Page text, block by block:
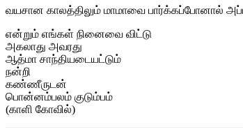
வயசான காலத்திலும் மாமாவை பார்க்கப்போனால்
என்றும் எங்கள் நினைவை விட்டு
அகலாது அவரது
ஆத்மா சாந்தியடையட்டும்
நன்றி
கண்ணீருடன்
பொன்னம்பலம் குடும்பம்
(காளி கோவில்)